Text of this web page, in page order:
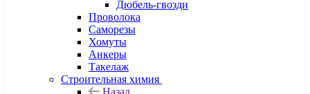
Дюбель-гвозди
Проволока
Саморезы
Хомуты
Анкеры
Такелаж
Строительная химия
Назад